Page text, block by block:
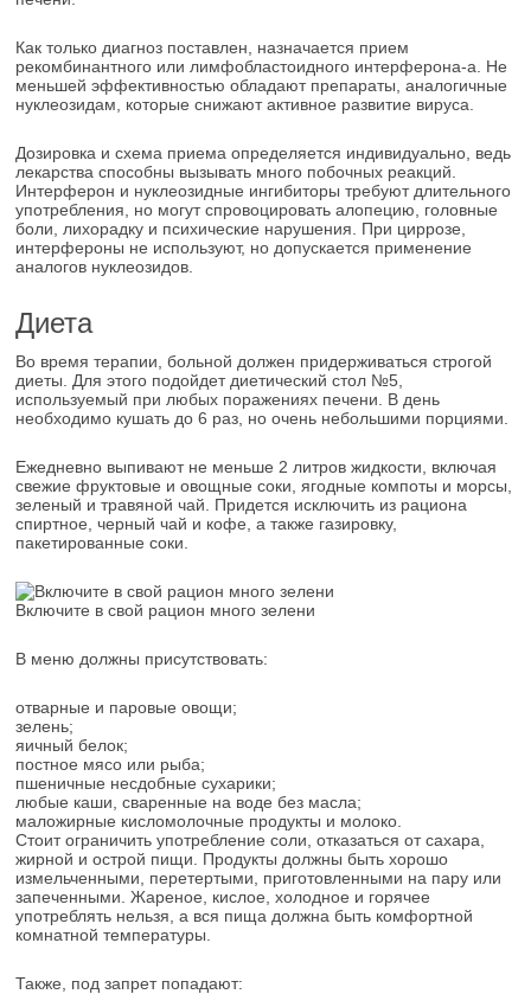
Как только диагноз поставлен, назначается прием
рекомбинантного или лимфобластоидного интерферона-а. Не
меньшей эффективностью обладают препараты, аналогичные
нуклеозидам, которые снижают активное развитие вируса.
Дозировка и схема приема определяется индивидуально, ведь
лекарства способны вызывать много побочных реакций.
Интерферон и нуклеозидные ингибиторы требуют длительного
употребления, но могут спровоцировать алопецию, головные
боли, лихорадку и психические нарушения. При циррозе,
интерфероны не используют, но допускается применение
аналогов нуклеозидов.
Диета
Во время терапии, больной должен придерживаться строгой
диеты. Для этого подойдет диетический стол №5,
используемый при любых поражениях печени. В день
необходимо кушать до 6 раз, но очень небольшими порциями.
Ежедневно выпивают не меньше 2 литров жидкости, включая
свежие фруктовые и овощные соки, ягодные компоты и морсы,
зеленый и травяной чай. Придется исключить из рациона
спиртное, черный чай и кофе, а также газировку,
пакетированные соки.
Включите в свой рацион много зелени
В меню должны присутствовать:
отварные и паровые овощи;
зелень;
яичный белок;
постное мясо или рыба;
пшеничные несдобные сухарики;
любые каши, сваренные на воде без масла;
маложирные кисломолочные продукты и молоко.
Стоит ограничить употребление соли, отказаться от сахара,
жирной и острой пищи. Продукты должны быть хорошо
измельченными, перетертыми, приготовленными на пару или
запеченными. Жареное, кислое, холодное и горячее
употреблять нельзя, а вся пища должна быть комфортной
комнатной температуры.
Также, под запрет попадают: